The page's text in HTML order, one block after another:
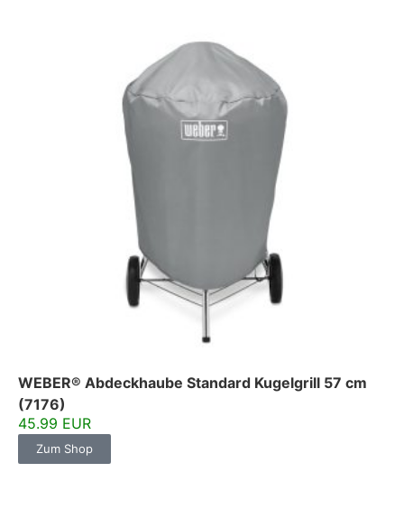
WEBER® Abdeckhaube Standard Kugelgrill 57 cm
(7176)
45.99 EUR
Zum Shop